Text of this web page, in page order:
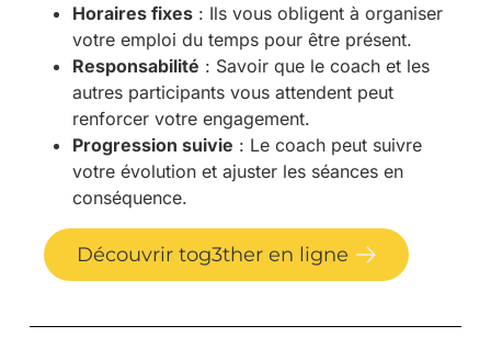
Horaires fixes : Ils vous obligent à organiser
votre emploi du temps pour être présent.
Responsabilité : Savoir que le coach et les
autres participants vous attendent peut
renforcer votre engagement.
Progression suivie : Le coach peut suivre
votre évolution et ajuster les séances en
conséquence.
Découvrir tog3ther en ligne